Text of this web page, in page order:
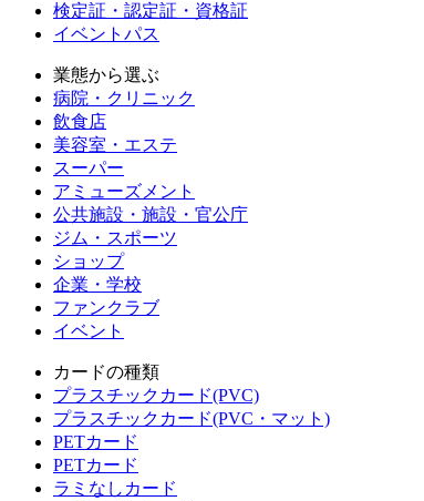
検定証・認定証・資格証
イベントパス
業態から選ぶ
病院・クリニック
飲食店
美容室・エステ
スーパー
アミューズメント
公共施設・施設・官公庁
ジム・スポーツ
ショップ
企業・学校
ファンクラブ
イベント
カードの種類
プラスチックカード(PVC)
プラスチックカード(PVC・マット)
PETカード
PETカード
ラミなしカード